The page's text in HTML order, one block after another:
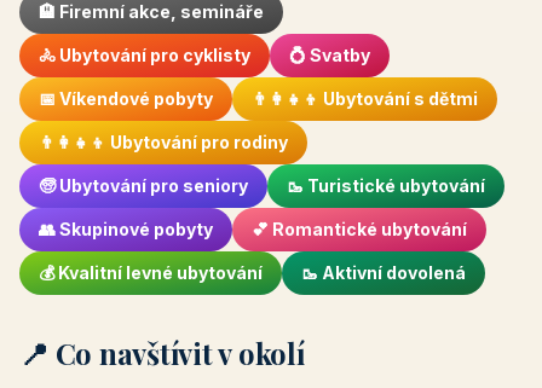
🏨 Firemní akce, semináře
🚴 Ubytování pro cyklisty 💍 Svatby
📅 Víkendové pobyty 👨‍👩‍👧‍👦 Ubytování s dětmi
👨‍👩‍👧‍👦 Ubytování pro rodiny
🧓 Ubytování pro seniory 🥾 Turistické ubytování
👥 Skupinové pobyty 💕 Romantické ubytování
💰 Kvalitní levné ubytování 🥾 Aktivní dovolená
📍 Co navštívit v okolí